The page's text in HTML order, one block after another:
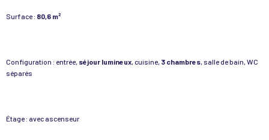
Surface : 80,6 m²
Configuration : entrée, séjour lumineux, cuisine, 3 chambres, salle de bain, WC
séparés
Étage : avec ascenseur